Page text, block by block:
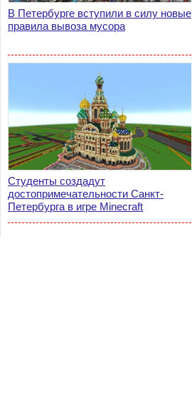
В Петербурге вступили в силу новые
правила вывоза мусора
Студенты создадут
достопримечательности Санкт-
Петербурга в игре Minecraft